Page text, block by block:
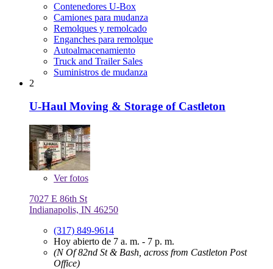
Contenedores U-Box
Camiones para mudanza
Remolques y remolcado
Enganches para remolque
Autoalmacenamiento
Truck and Trailer Sales
Suministros de mudanza
2
U-Haul Moving & Storage of Castleton
Verfotos
7027 E 86th St
Indianapolis, IN 46250
(317) 849-9614
Hoy abierto de 7 a. m. - 7 p. m.
(N Of 82nd St & Bash, across from Castleton Post
Office)